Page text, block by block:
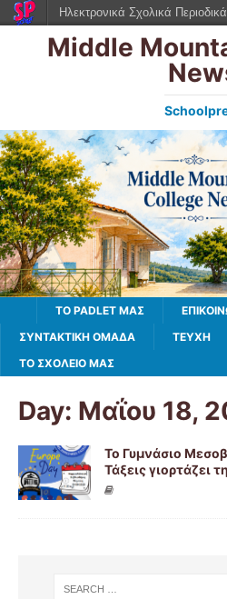
Middle
TO PADLET ΜΑΣ
ΣΥΝΤΑΚΤΙΚΗ ΟΜΑΔΑ
ΤΕΥΧΗ
ΤΟ ΣΧΟΛΕΙΟ ΜΑΣ
Day: Μαΐου 18,
Το Γυμνάσιο
Τάξεις γιορτάζει
Ηλεκτρονικά Σχολικά